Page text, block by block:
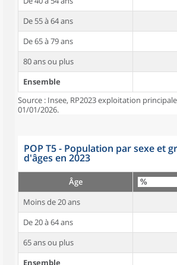
De 55 à 64 ans
De 65 à 79 ans
80 ans ou plus
Ensemble
Source : Insee, RP2023 exploitation
01/01/2026.
POP T5 - Population par sexe et
d'âges en 2023
Âge
Moins de 20 ans
De 20 à 64 ans
65 ans ou plus
Ensemble